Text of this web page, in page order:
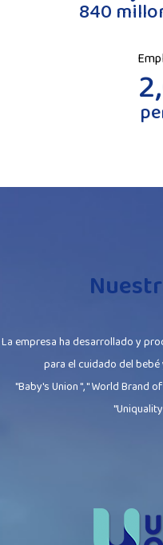
840
La empresa ha desarrollado y
para el cuidado del bebé
"Baby's Union ", " World Brand